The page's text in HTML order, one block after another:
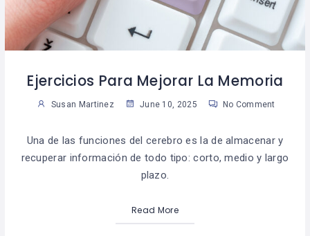
Ejercicios Para Mejorar La Memoria
Susan Martinez June 10, 2025 No Comment
Una de las funciones del cerebro es la de almacenar y
recuperar información de todo tipo: corto, medio y largo
plazo.
Read More